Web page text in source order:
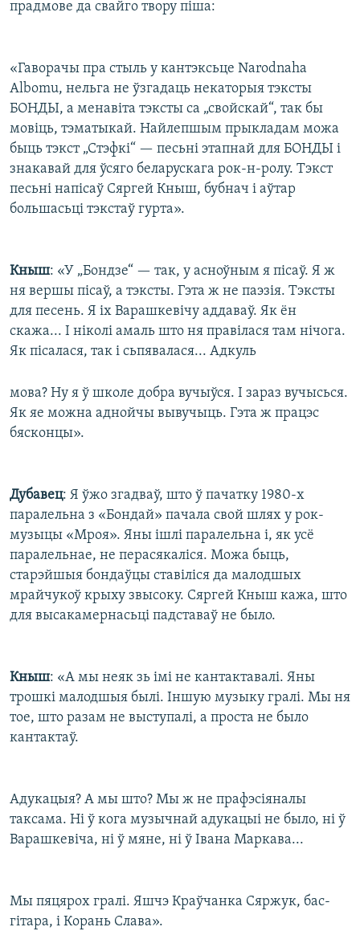
прадмове да свайго твору піша:
«Гаворачы пра стыль у кантэксьце Narodnaha
Albomu, нельга не ўзгадаць некаторыя тэксты
БОНДЫ, а менавiта тэксты са „свойскай“, так бы
мовiць, тэматыкай. Найлепшым прыкладам можа
быць тэкст „Стэфкi“ — песьнi этапнай для БОНДЫ i
знакавай для ўсяго беларускага рок-н-ролу. Тэкст
песьнi напiсаў Сяргей Кныш, бубнач i аўтар
большасьцi тэкстаў гурта».
Кныш: «У „Бондзе“ — так, у асноўным я пісаў. Я ж
ня вершы пісаў, а тэксты. Гэта ж не паэзія. Тэксты
для песень. Я іх Варашкевічу аддаваў. Як ён
скажа... І ніколі амаль што ня правілася там нічога.
Як пісалася, так і сьпявалася... Адкуль
мова? Ну я ў школе добра вучыўся. І зараз вучысься.
Як яе можна аднойчы вывучыць. Гэта ж працэс
бясконцы».
Дубавец: Я ўжо згадваў, што ў пачатку 1980-х
паралельна з «Бондай» пачала свой шлях у рок-
музыцы «Мроя». Яны ішлі паралельна і, як усё
паралельнае, не перасякаліся. Можа быць,
старэйшыя бондаўцы ставіліся да малодшых
мрайчукоў крыху звысоку. Сяргей Кныш кажа, што
для высакамернасьці падставаў не было.
Кныш: «А мы неяк зь імі не кантактавалі. Яны
трошкі малодшыя былі. Іншую музыку гралі. Мы ня
тое, што разам не выступалі, а проста не было
кантактаў.
Адукацыя? А мы што? Мы ж не прафэсіяналы
таксама. Ні ў кога музычнай адукацыі не было, ні ў
Варашкевіча, ні ў мяне, ні ў Івана Маркава...
Мы пяцярох гралі. Яшчэ Краўчанка Сяржук, бас-
гітара, і Корань Слава».